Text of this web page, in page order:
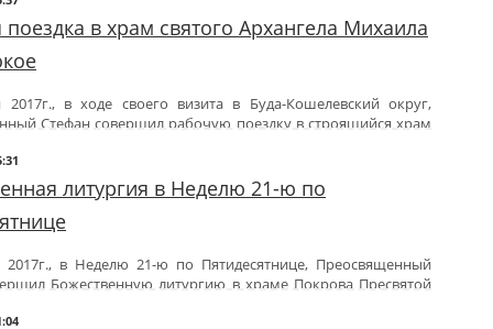
(Шевцов), благочинный монастырей Гомельской
Его высокопреподобию сослужил протоиерей Вадим
и Кормянской обителей. Настоятельница Свято-
(Афонькина) и старшая сестра Иоанно-Кормянского
пели на клиросе.
Амвросий, после литургии Его высокопреподобие поздравил
и престольным праздником.
в храм святого Архангела Михаила
2017г., в ходе своего визита в Буда-Кошелевский округ,
Стефан совершил рабочую поездку в строящийся храм
строительных работ и состоянием дел на приходе.
литургия в Неделю 21-ю по
2017г., в Неделю 21-ю по Пятидесятнице, Преосвященный
Божественную литургию в храме Покрова Пресвятой
Гомельской епархии протоиерей Георгий Алампиев,